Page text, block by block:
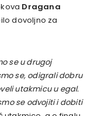
Dragana
dovoljno za
se u drugoj
se, odigrali dobru
utakmicu u egal.
se odvojiti i dobiti